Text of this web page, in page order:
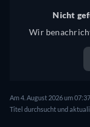
Nicht
Wir
Am 4. August 2026 um
Titel durchsucht und